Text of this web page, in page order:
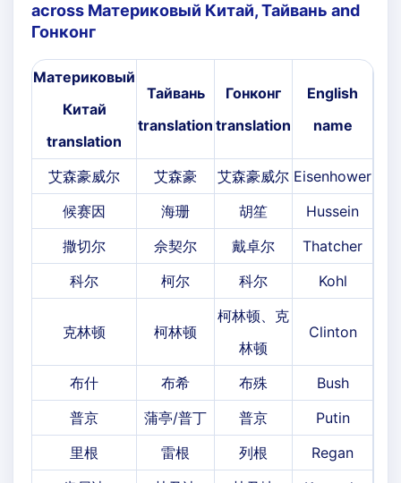
across Материковый Китай, Тайвань and
Гонконг
Материковый
Китай
translation
Тайвань
translation
Гонконг
translation
English
name
艾森豪威尔 艾森豪 艾森豪威尔 Eisenhower
候赛因
海珊 胡笙
Hussein
撒切尔
佘契尔 戴卓尔
Thatcher
科尔
柯尔 科尔 Kohl
克林顿 柯林顿
柯林顿、克
林顿
Clinton
布什 布希 布殊
Bush
普京
蒲亭/普丁 普京
Putin
里根
雷根 列根
Regan